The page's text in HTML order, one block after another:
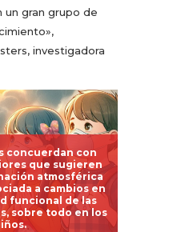
un gran grupo de
investigadora
concuerdan con
que sugieren
atmosférica
a cambios en
funcional de las
sobre todo en los